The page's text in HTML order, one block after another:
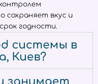
сохраняет вкус и
годности.
системы в
Киев?
занимает